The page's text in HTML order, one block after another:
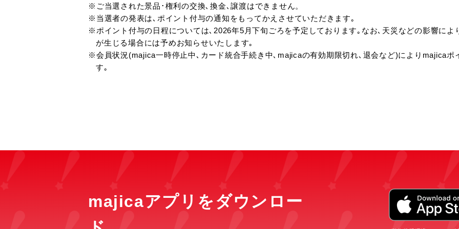
※ご当選された景品･権利の交換､換金､譲渡はできません。
※当選者の発表は､ポイント付与の通知をもってかえさせていただきます｡
※ポイント付与の日程については､2026年5月下旬ごろを予定しております｡なお､天災などの影響によ
が生じる場合には予めお知らせいたします｡
※会員状況(majica一時停止中､カード統合手続き中､majicaの有効期限切れ､退会など)によりmajicaポ
す｡
majicaアプリをダウンロー